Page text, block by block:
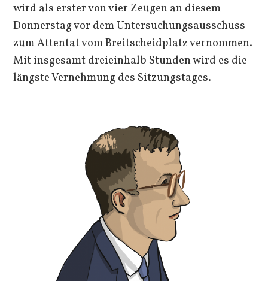
wird als erster von vier Zeugen an diesem
Donnerstag vor dem Untersuchungsausschuss
zum Attentat vom Breitscheidplatz vernommen.
Mit insgesamt dreieinhalb Stunden wird es die
längste Vernehmung des Sitzungstages.